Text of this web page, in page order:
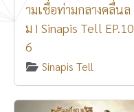
ามเชื่อท่ามกลางคลื่นล
ม I Sinapis Tell EP.10
6
Sinapis Tell